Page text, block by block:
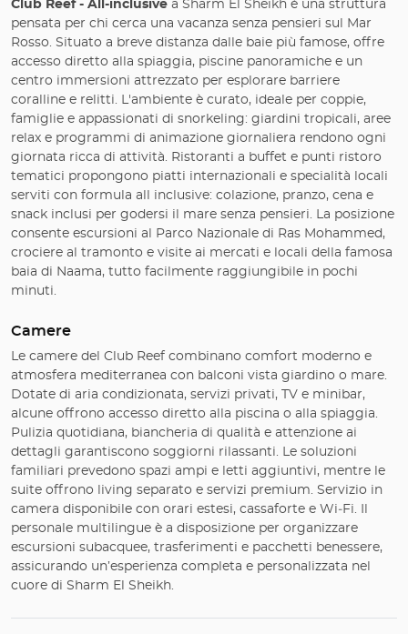
Club Reef - All-inclusive a Sharm El Sheikh è una struttura
pensata per chi cerca una vacanza senza pensieri sul Mar
Rosso. Situato a breve distanza dalle baie più famose, offre
accesso diretto alla spiaggia, piscine panoramiche e un
centro immersioni attrezzato per esplorare barriere
coralline e relitti. L'ambiente è curato, ideale per coppie,
famiglie e appassionati di snorkeling: giardini tropicali, aree
relax e programmi di animazione giornaliera rendono ogni
giornata ricca di attività. Ristoranti a buffet e punti ristoro
tematici propongono piatti internazionali e specialità locali
serviti con formula all inclusive: colazione, pranzo, cena e
snack inclusi per godersi il mare senza pensieri. La posizione
consente escursioni al Parco Nazionale di Ras Mohammed,
crociere al tramonto e visite ai mercati e locali della famosa
baia di Naama, tutto facilmente raggiungibile in pochi
minuti.
Camere
Le camere del Club Reef combinano comfort moderno e
atmosfera mediterranea con balconi vista giardino o mare.
Dotate di aria condizionata, servizi privati, TV e minibar,
alcune offrono accesso diretto alla piscina o alla spiaggia.
Pulizia quotidiana, biancheria di qualità e attenzione ai
dettagli garantiscono soggiorni rilassanti. Le soluzioni
familiari prevedono spazi ampi e letti aggiuntivi, mentre le
suite offrono living separato e servizi premium. Servizio in
camera disponibile con orari estesi, cassaforte e Wi‑Fi. Il
personale multilingue è a disposizione per organizzare
escursioni subacquee, trasferimenti e pacchetti benessere,
assicurando un’esperienza completa e personalizzata nel
cuore di Sharm El Sheikh.